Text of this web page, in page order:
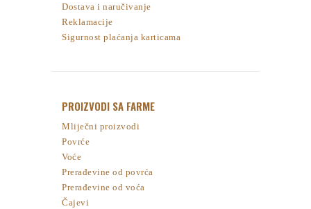
Dostava i naručivanje
Reklamacije
Sigurnost plaćanja karticama
PROIZVODI SA FARME
Mliječni proizvodi
Povrće
Voće
Prerađevine od povrća
Prerađevine od voća
Čajevi